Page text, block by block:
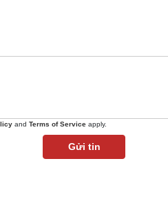
and Terms of Service apply.
Gửi tin